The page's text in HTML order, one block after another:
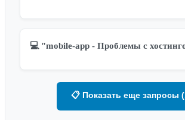
💻 "mobile-app - Проблемы с
📋 Показать еще запросы